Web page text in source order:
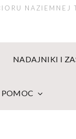
NAZIEMNEJ
NADAJNIKI I
POMOC